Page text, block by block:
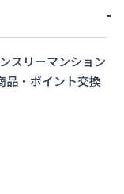
-
スリーマンション
品・ポイント交換